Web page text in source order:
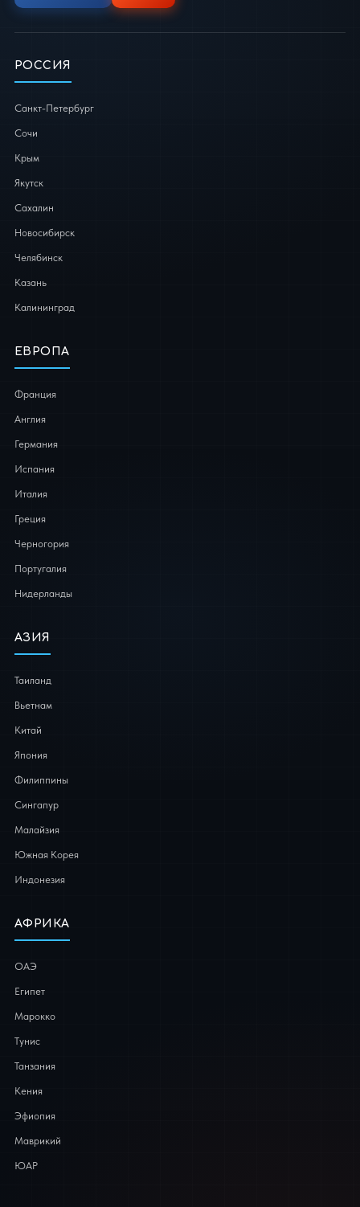
РОССИЯ
Санкт-Петербург
Сочи
Крым
Якутск
Сахалин
Новосибирск
Челябинск
Казань
Калининград
ЕВРОПА
Франция
Англия
Германия
Испания
Италия
Греция
Черногория
Португалия
Нидерланды
АЗИЯ
Таиланд
Вьетнам
Китай
Япония
Филиппины
Сингапур
Малайзия
Южная Корея
Индонезия
АФРИКА
ОАЭ
Египет
Марокко
Тунис
Танзания
Кения
Эфиопия
Маврикий
ЮАР